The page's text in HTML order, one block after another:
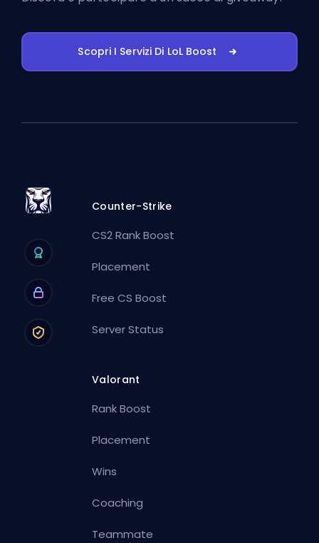
Scopri I Servizi Di LoL Boost
Counter-Strike
CS2 Rank Boost
Placement
Free CS Boost
Server Status
Valorant
Rank Boost
Placement
Wins
Coaching
Teammate